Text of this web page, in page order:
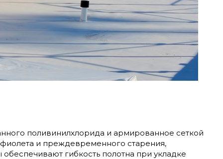
поливинилхлорида и армированное сеткой
и преждевременного старения,
гибкость полотна при укладке